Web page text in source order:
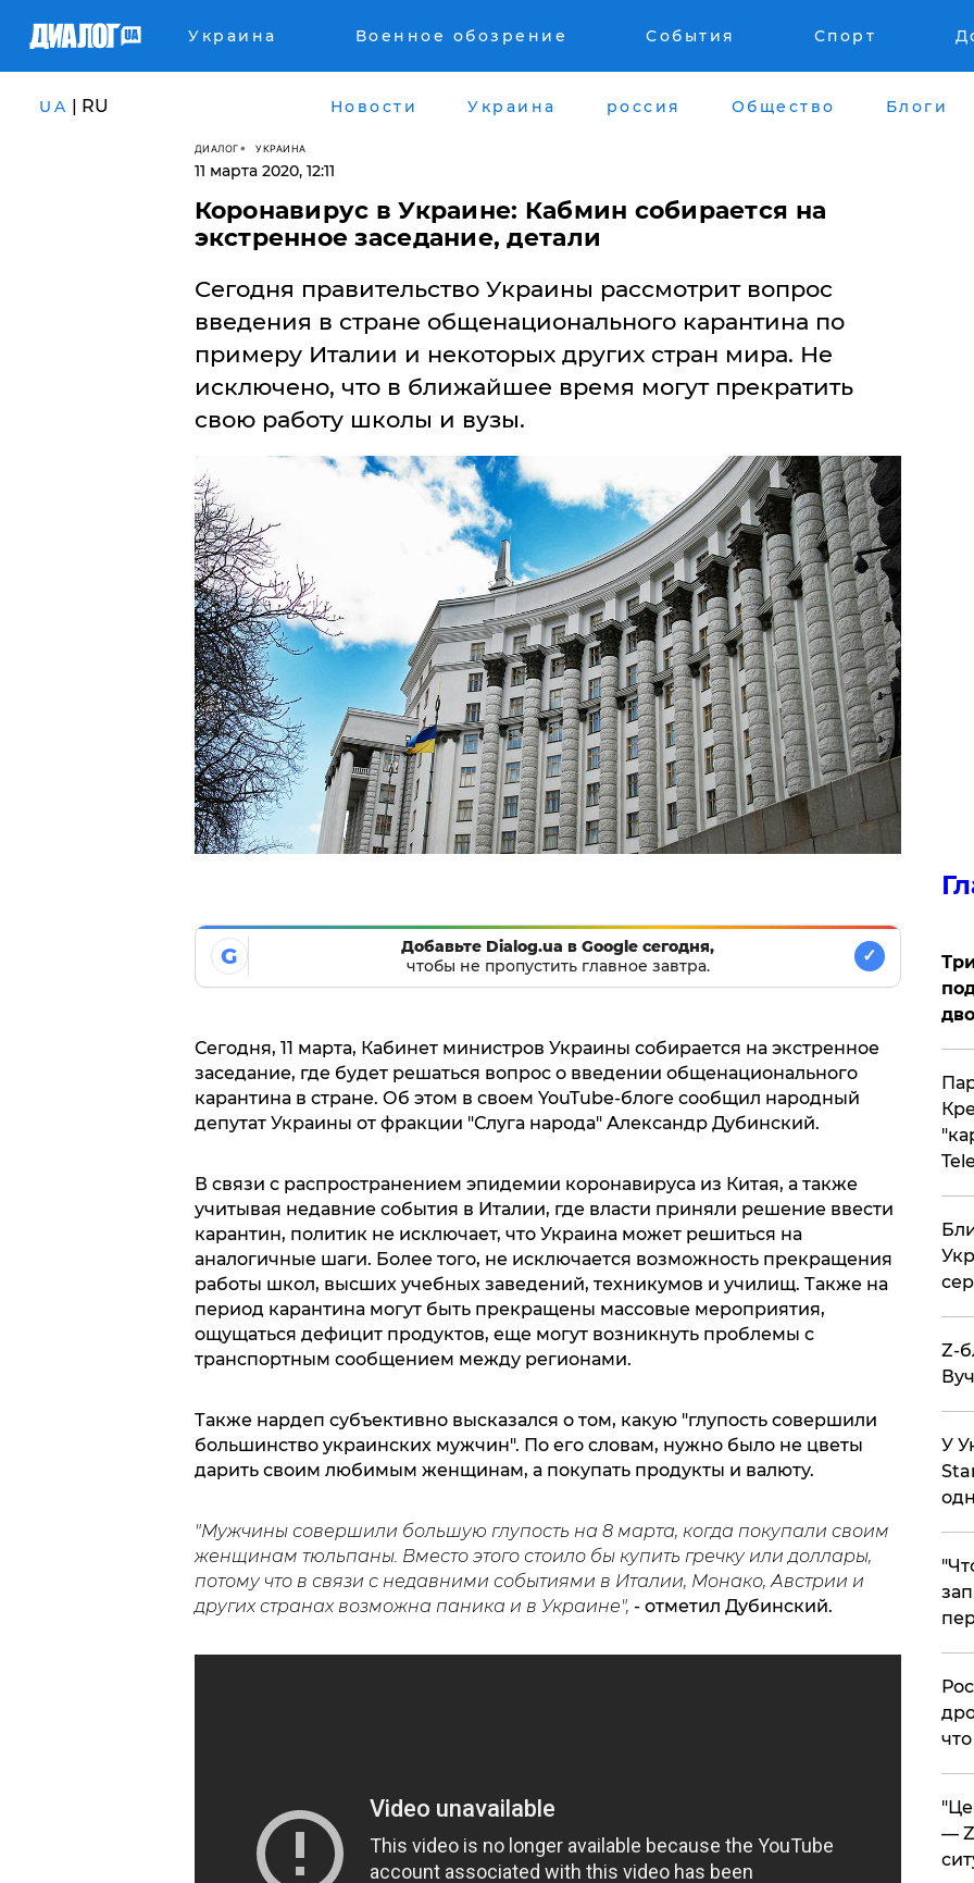
Украина Военное обозрение События Спорт
UA | RU Новости Украина россия Общество Блоги
ДИАЛОГ УКРАИНА
11 марта 2020, 12:11
Коронавирус в Украине: Кабмин собирается на
экстренное заседание, детали
Сегодня правительство Украины рассмотрит вопрос
введения в стране общенационального карантина по
примеру Италии и некоторых других стран мира. Не
исключено, что в ближайшее время могут прекратить
свою работу школы и вузы.
G
Добавьте Dialog.ua в Google сегодня,
чтобы не пропустить главное завтра.
✓
Сегодня, 11 марта, Кабинет министров Украины собирается на экстренное
заседание, где будет решаться вопрос о введении общенационального
карантина в стране. Об этом в своем YouTube-блоге сообщил народный
депутат Украины от фракции "Слуга народа" Александр Дубинский.
В связи с распространением эпидемии коронавируса из Китая, а также
учитывая недавние события в Италии, где власти приняли решение ввести
карантин, политик не исключает, что Украина может решиться на
аналогичные шаги. Более того, не исключается возможность прекращения
работы школ, высших учебных заведений, техникумов и училищ. Также на
период карантина могут быть прекращены массовые мероприятия,
ощущаться дефицит продуктов, еще могут возникнуть проблемы с
транспортным сообщением между регионами.
Также нардеп субъективно высказался о том, какую "глупость совершили
большинство украинских мужчин". По его словам, нужно было не цветы
дарить своим любимым женщинам, а покупать продукты и валюту.
"Мужчины совершили большую глупость на 8 марта, когда покупали своим
женщинам тюльпаны. Вместо этого стоило бы купить гречку или доллары,
потому что в связи с недавними событиями в Италии, Монако, Австрии и
других странах возможна паника и в Украине", - отметил Дубинский.
Z-
У
—